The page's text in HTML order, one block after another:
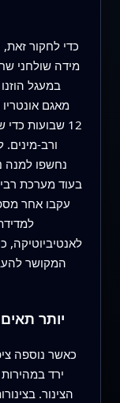
כדי לחקור
מידה שולחני
מאגם
12 שבועות
ורב-
בעוד מערכת
עקבו אחר
לאנטיביוטיקה,
יותר
כאשר נוספה
ירד
הצינור.